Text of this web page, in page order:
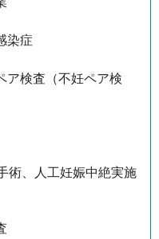
染症
ア検査（不妊ペア検
術、人工妊娠中絶実施